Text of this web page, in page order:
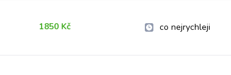
1850 Kč co nejrychleji